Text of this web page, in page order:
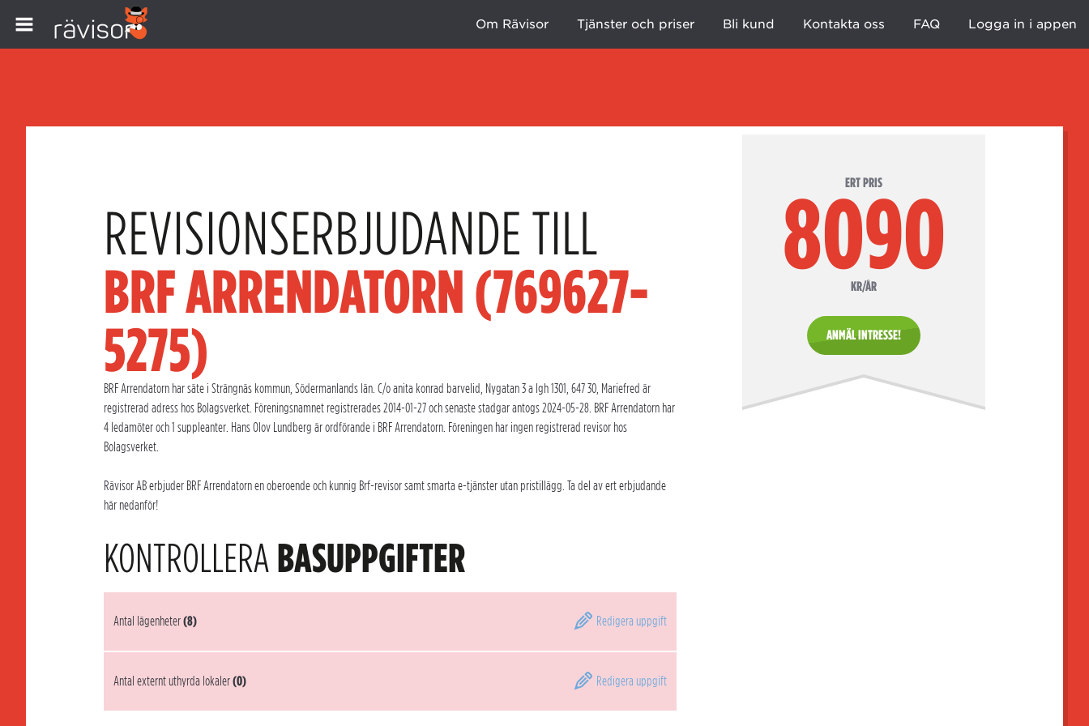
Om Rävisor Tjänster och priser Bli kund Kontakta oss FAQ Logga in i appen
ERT PRIS
8090
KR/ÅR
ANMÄL INTRESSE!
REVISIONSERBJUDANDE TILL
BRF ARRENDATORN (769627-
5275)
BRF Arrendatorn har säte i Strängnäs kommun, Södermanlands län. C/o anita konrad barvelid, Nygatan 3 a lgh 1301, 647 30, Mariefred är
registrerad adress hos Bolagsverket. Föreningsnamnet registrerades 2014-01-27 och senaste stadgar antogs 2024-05-28. BRF Arrendatorn har
4 ledamöter och 1 suppleanter. Hans Olov Lundberg är ordförande i BRF Arrendatorn. Föreningen har ingen registrerad revisor hos
Bolagsverket.
Rävisor AB erbjuder BRF Arrendatorn en oberoende och kunnig Brf-revisor samt smarta e-tjänster utan pristillägg. Ta del av ert erbjudande
här nedanför!
KONTROLLERABASUPPGIFTER
Antal lägenheter(8) Redigera uppgift
Antal externt uthyrda lokaler(0) Redigera uppgift